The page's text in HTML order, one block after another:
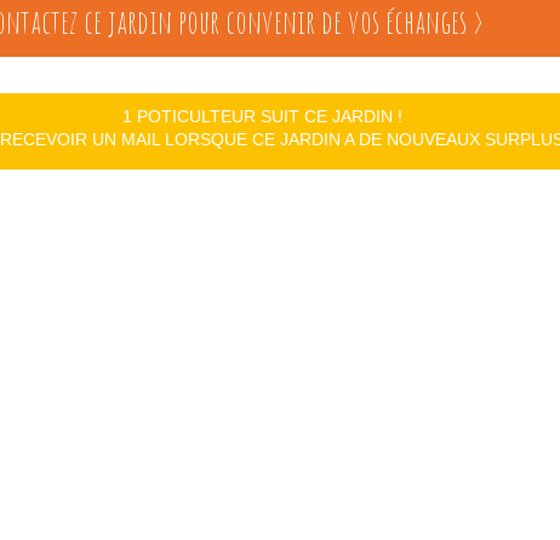
ce jardin pour convenir de vos échanges >
1 POTICULTEUR SUIT CE JARDIN !
UN MAIL LORSQUE CE JARDIN A DE NOUVEAUX